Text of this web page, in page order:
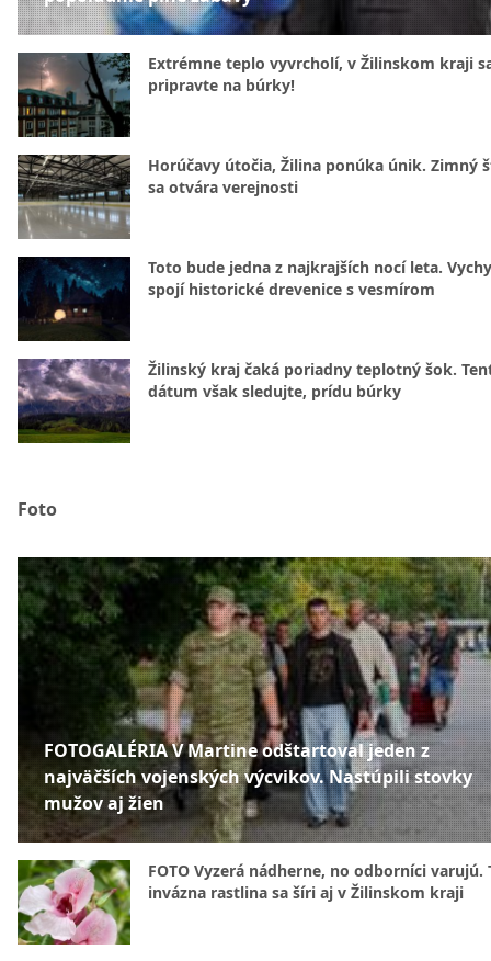
Extrémne teplo vyvrcholí, v Žilinskom kraji
pripravte na búrky!
Horúčavy útočia, Žilina ponúka únik. Zimný
sa otvára verejnosti
Toto bude jedna z najkrajších nocí leta.
spojí historické drevenice s vesmírom
Žilinský kraj čaká poriadny teplotný šok.
dátum však sledujte, prídu búrky
Foto
FOTOGALÉRIA V Martine odštartoval jeden z
najväčších vojenských výcvikov. Nastúpili stovky
mužov aj žien
FOTO Vyzerá nádherne, no odborníci varujú.
invázna rastlina sa šíri aj v Žilinskom kraji